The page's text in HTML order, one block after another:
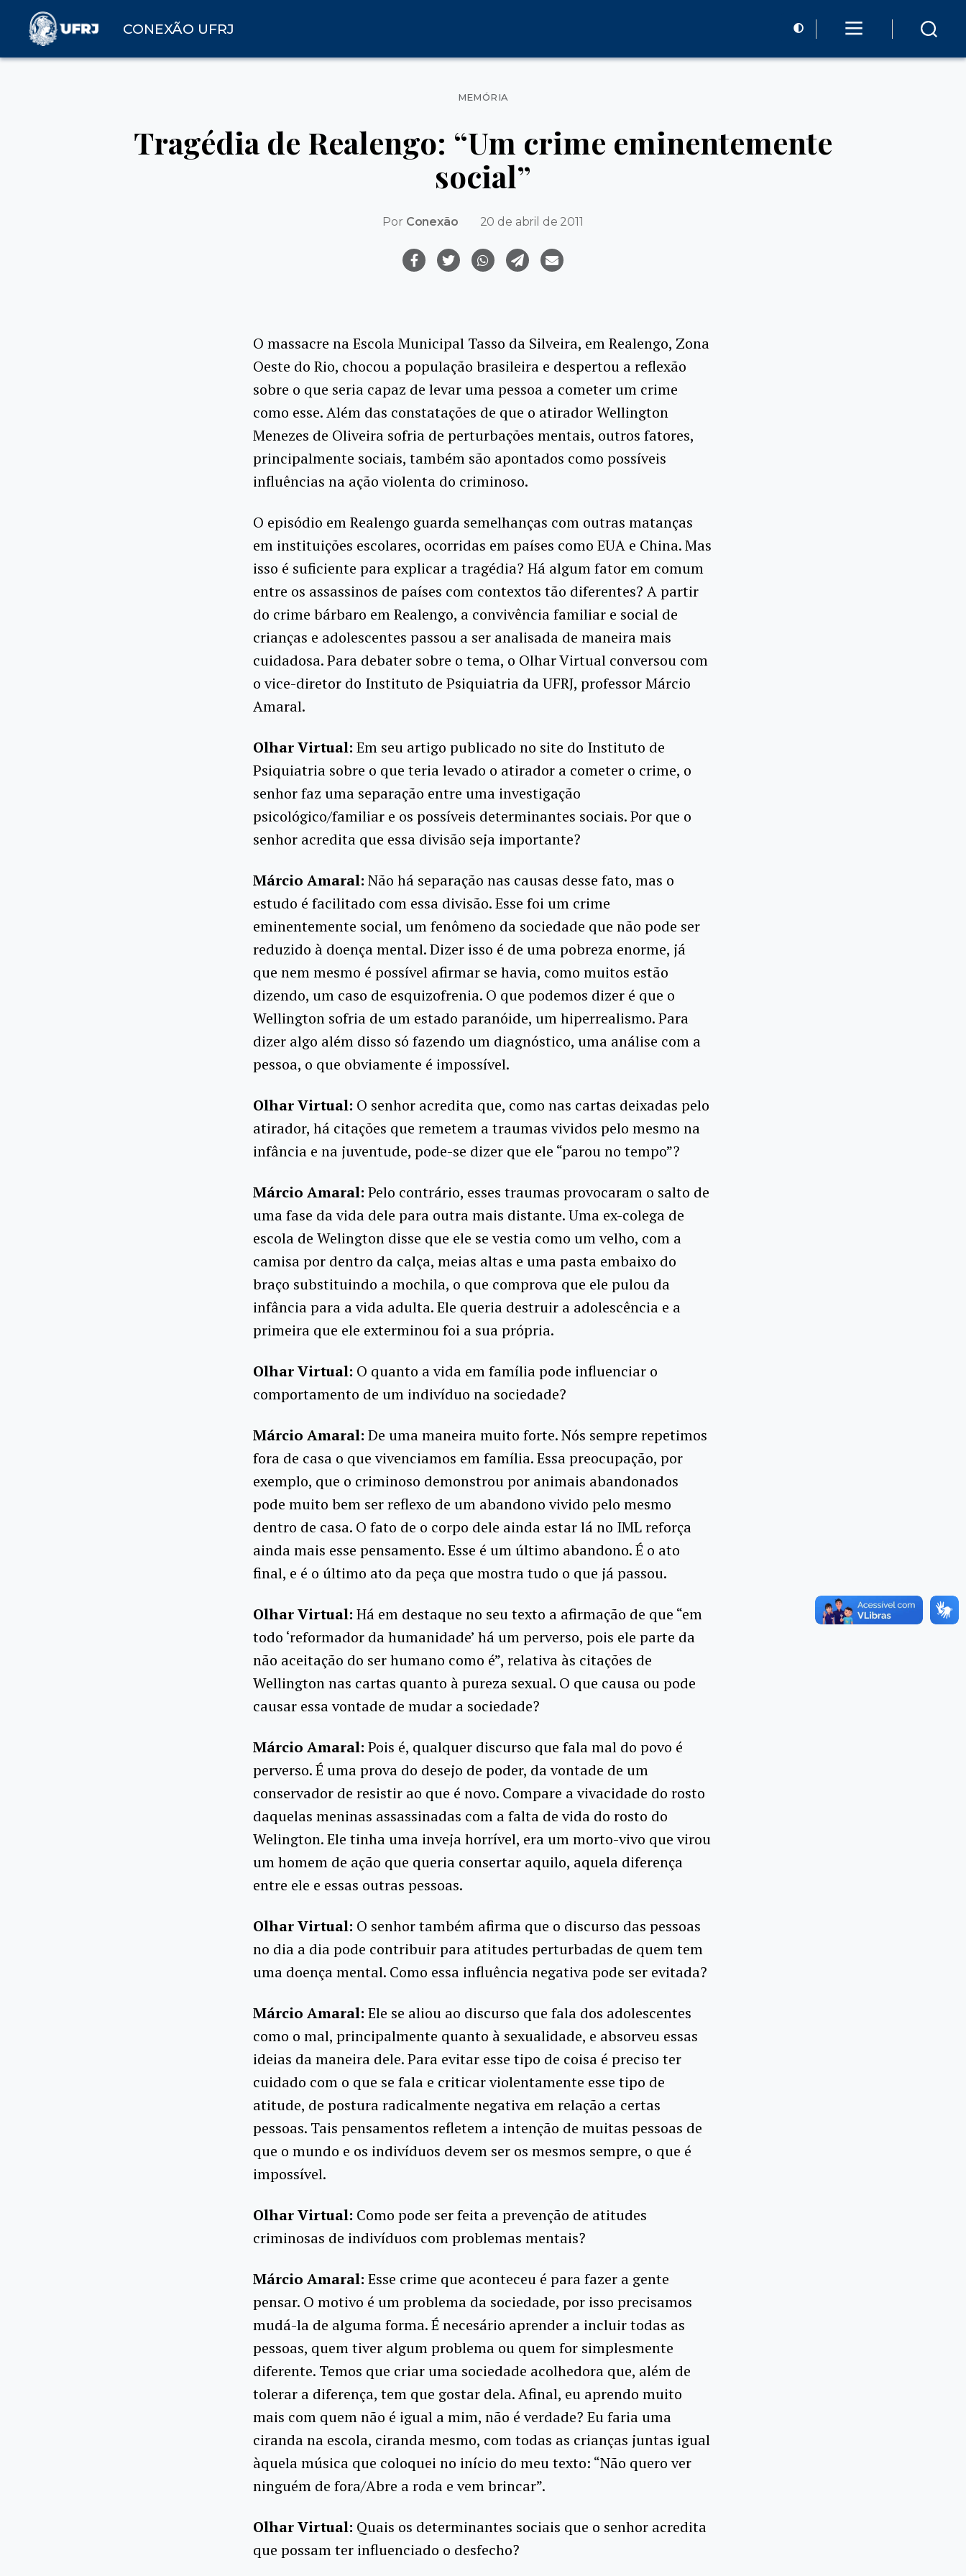
CONEXÃO UFRJ
Categorias
MEMÓRIA
Tragédia de Realengo: “Um crime eminentemente
social”
Por Conexão 20 de abril de 2011
O massacre na Escola Municipal Tasso da Silveira, em Realengo, Zona
Oeste do Rio, chocou a população brasileira e despertou a reflexão
sobre o que seria capaz de levar uma pessoa a cometer um crime
como esse. Além das constatações de que o atirador Wellington
Menezes de Oliveira sofria de perturbações mentais, outros fatores,
principalmente sociais, também são apontados como possíveis
influências na ação violenta do criminoso.
O episódio em Realengo guarda semelhanças com outras matanças
em instituições escolares, ocorridas em países como EUA e China. Mas
isso é suficiente para explicar a tragédia? Há algum fator em comum
entre os assassinos de países com contextos tão diferentes? A partir
do crime bárbaro em Realengo, a convivência familiar e social de
crianças e adolescentes passou a ser analisada de maneira mais
cuidadosa. Para debater sobre o tema, o Olhar Virtual conversou com
o vice-diretor do Instituto de Psiquiatria da UFRJ, professor Márcio
Amaral.
Olhar Virtual: Em seu artigo publicado no site do Instituto de
Psiquiatria sobre o que teria levado o atirador a cometer o crime, o
senhor faz uma separação entre uma investigação
psicológico/familiar e os possíveis determinantes sociais. Por que o
senhor acredita que essa divisão seja importante?
Márcio Amaral: Não há separação nas causas desse fato, mas o
estudo é facilitado com essa divisão. Esse foi um crime
eminentemente social, um fenômeno da sociedade que não pode ser
reduzido à doença mental. Dizer isso é de uma pobreza enorme, já
que nem mesmo é possível afirmar se havia, como muitos estão
dizendo, um caso de esquizofrenia. O que podemos dizer é que o
Wellington sofria de um estado paranóide, um hiperrealismo. Para
dizer algo além disso só fazendo um diagnóstico, uma análise com a
pessoa, o que obviamente é impossível.
Olhar Virtual: O senhor acredita que, como nas cartas deixadas pelo
atirador, há citações que remetem a traumas vividos pelo mesmo na
infância e na juventude, pode-se dizer que ele “parou no tempo”?
Márcio Amaral: Pelo contrário, esses traumas provocaram o salto de
uma fase da vida dele para outra mais distante. Uma ex-colega de
escola de Welington disse que ele se vestia como um velho, com a
camisa por dentro da calça, meias altas e uma pasta embaixo do
braço substituindo a mochila, o que comprova que ele pulou da
infância para a vida adulta. Ele queria destruir a adolescência e a
primeira que ele exterminou foi a sua própria.
Olhar Virtual: O quanto a vida em família pode influenciar o
comportamento de um indivíduo na sociedade?
Márcio Amaral: De uma maneira muito forte. Nós sempre repetimos
fora de casa o que vivenciamos em família. Essa preocupação, por
exemplo, que o criminoso demonstrou por animais abandonados
pode muito bem ser reflexo de um abandono vivido pelo mesmo
dentro de casa. O fato de o corpo dele ainda estar lá no IML reforça
ainda mais esse pensamento. Esse é um último abandono. É o ato
final, e é o último ato da peça que mostra tudo o que já passou.
Olhar Virtual: Há em destaque no seu texto a afirmação de que “em
todo ‘reformador da humanidade’ há um perverso, pois ele parte da
não aceitação do ser humano como é”, relativa às citações de
Wellington nas cartas quanto à pureza sexual. O que causa ou pode
causar essa vontade de mudar a sociedade?
Márcio Amaral: Pois é, qualquer discurso que fala mal do povo é
perverso. É uma prova do desejo de poder, da vontade de um
conservador de resistir ao que é novo. Compare a vivacidade do rosto
daquelas meninas assassinadas com a falta de vida do rosto do
Welington. Ele tinha uma inveja horrível, era um morto-vivo que virou
um homem de ação que queria consertar aquilo, aquela diferença
entre ele e essas outras pessoas.
Olhar Virtual: O senhor também afirma que o discurso das pessoas
no dia a dia pode contribuir para atitudes perturbadas de quem tem
uma doença mental. Como essa influência negativa pode ser evitada?
Márcio Amaral: Ele se aliou ao discurso que fala dos adolescentes
como o mal, principalmente quanto à sexualidade, e absorveu essas
ideias da maneira dele. Para evitar esse tipo de coisa é preciso ter
cuidado com o que se fala e criticar violentamente esse tipo de
atitude, de postura radicalmente negativa em relação a certas
pessoas. Tais pensamentos refletem a intenção de muitas pessoas de
que o mundo e os indivíduos devem ser os mesmos sempre, o que é
impossível.
Olhar Virtual: Como pode ser feita a prevenção de atitudes
criminosas de indivíduos com problemas mentais?
Márcio Amaral: Esse crime que aconteceu é para fazer a gente
pensar. O motivo é um problema da sociedade, por isso precisamos
mudá-la de alguma forma. É necesário aprender a incluir todas as
pessoas, quem tiver algum problema ou quem for simplesmente
diferente. Temos que criar uma sociedade acolhedora que, além de
tolerar a diferença, tem que gostar dela. Afinal, eu aprendo muito
mais com quem não é igual a mim, não é verdade? Eu faria uma
ciranda na escola, ciranda mesmo, com todas as crianças juntas igual
àquela música que coloquei no início do meu texto: “Não quero ver
ninguém de fora/Abre a roda e vem brincar”.
Olhar Virtual: Quais os determinantes sociais que o senhor acredita
que possam ter influenciado o desfecho?